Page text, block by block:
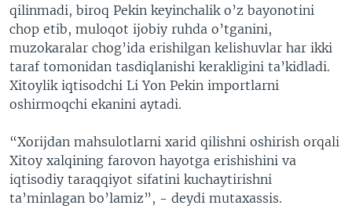
qilinmadi, biroq Pekin keyinchalik o’z bayonotini
chop etib, muloqot ijobiy ruhda o’tganini,
muzokaralar chog’ida erishilgan kelishuvlar har ikki
taraf tomonidan tasdiqlanishi kerakligini ta’kidladi.
Xitoylik iqtisodchi Li Yon Pekin importlarni
oshirmoqchi ekanini aytadi.
“Xorijdan mahsulotlarni xarid qilishni oshirish orqali
Xitoy xalqining farovon hayotga erishishini va
iqtisodiy taraqqiyot sifatini kuchaytirishni
ta’minlagan bo’lamiz”, - deydi mutaxassis.